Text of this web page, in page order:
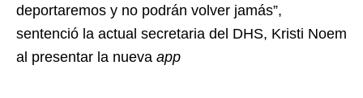
deportaremos y no podrán volver jamás”,
sentenció la actual secretaria del DHS, Kristi Noem
al presentar la nueva app